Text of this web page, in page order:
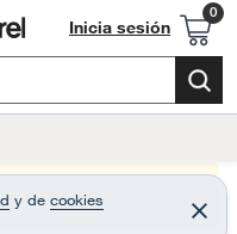
Inicia sesión
y de cookies
C
e